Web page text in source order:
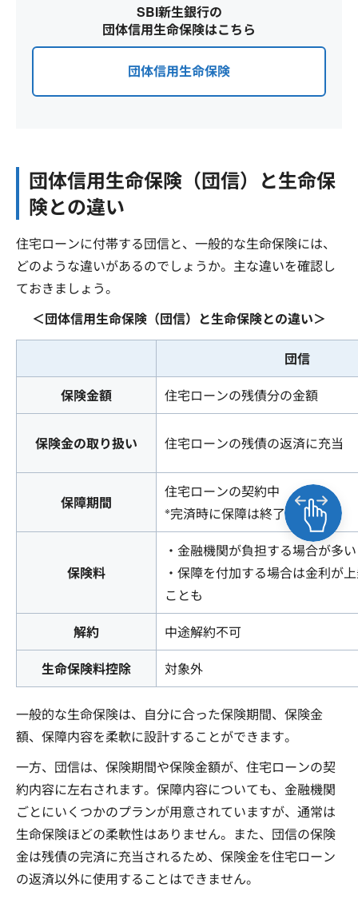
SBI新生銀行の
団体信用生命保険はこちら
団体信用生命保険
団体信用生命保険（団信）と生命保
険との違い
住宅ローンに付帯する団信と、一般的な生命保険には、
どのような違いがあるのでしょうか。主な違いを確認し
ておきましょう。
＜団体信用生命保険（団信）と生命保険との違い＞
団信
保険金額
住宅ローンの残債分の金額
保険金の取り扱い 住宅ローンの残債の返済に充当
保障期間
住宅ローンの契約中
※完済時に保障は終了
保険料
・金融機関が負担する場合が多い
・保障を付加する場合は金利が
ことも
解約
中途解約不可
生命保険料控除
対象外
一般的な生命保険は、自分に合った保険期間、保険金
額、保障内容を柔軟に設計することができます。
一方、団信は、保険期間や保険金額が、住宅ローンの契
約内容に左右されます。保障内容についても、金融機関
ごとにいくつかのプランが用意されていますが、通常は
生命保険ほどの柔軟性はありません。また、団信の保険
金は残債の完済に充当されるため、保険金を住宅ローン
の返済以外に使用することはできません。